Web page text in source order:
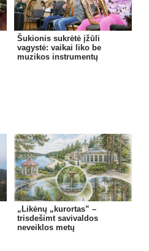
Šukionis sukrėtė įžūli
vagystė: vaikai liko be
muzikos instrumentų
„Likėnų „kurortas” –
trisdešimt savivaldos
neveiklos metų